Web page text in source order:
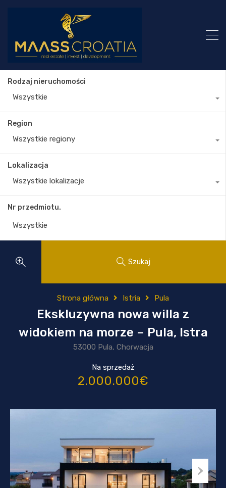
Rodzaj nieruchomości
Wszystkie
Region
Wszystkie regiony
Lokalizacja
Wszystkie lokalizacje
Nr przedmiotu.
Szukaj
Strona główna Istria Pula
Ekskluzywna nowa willa z
widokiem na morze – Pula, Istra
53000 Pula, Chorwacja
Na sprzedaż
2.000.000€